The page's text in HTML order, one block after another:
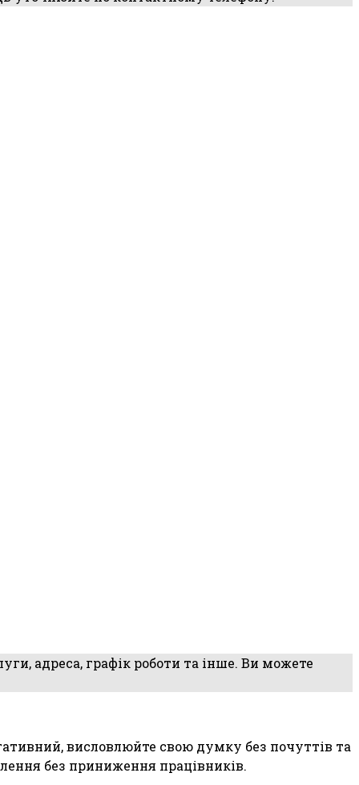
адреса, графік роботи та інше. Ви можете
висловлюйте свою думку без почуттів та
без приниження працівників.